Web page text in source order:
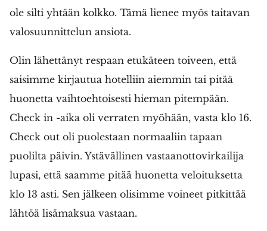
ole silti yhtään kolkko. Tämä lienee myös taitavan
valosuunnittelun ansiota.
Olin lähettänyt respaan etukäteen toiveen, että
saisimme kirjautua hotelliin aiemmin tai pitää
huonetta vaihtoehtoisesti hieman pitempään.
Check in -aika oli verraten myöhään, vasta klo 16.
Check out oli puolestaan normaaliin tapaan
puolilta päivin. Ystävällinen vastaanottovirkailija
lupasi, että saamme pitää huonetta veloituksetta
klo 13 asti. Sen jälkeen olisimme voineet pitkittää
lähtöä lisämaksua vastaan.